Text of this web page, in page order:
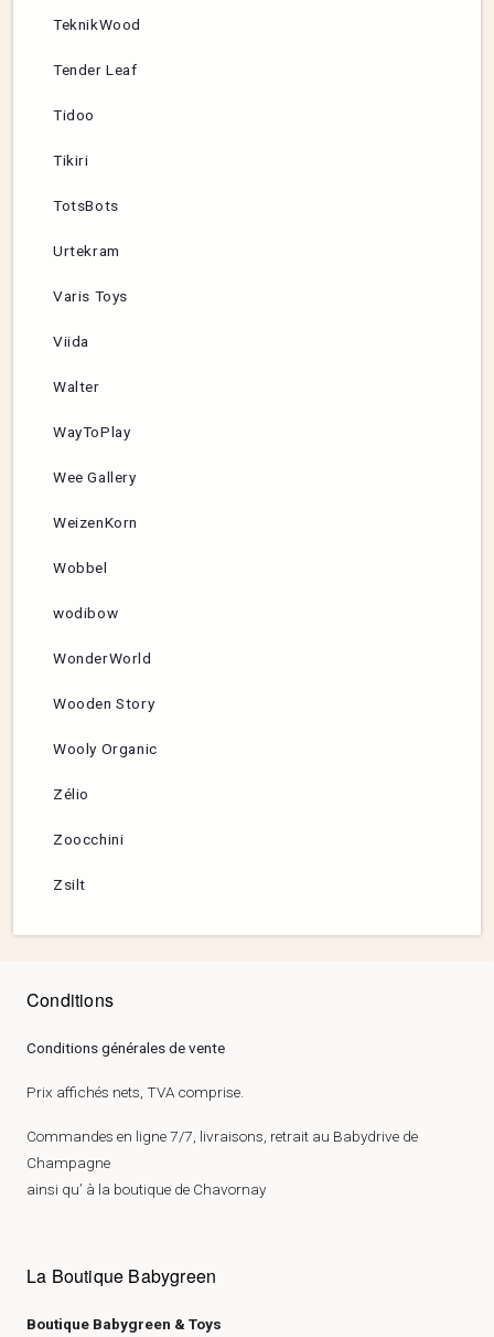
TeknikWood
Tender Leaf
Tidoo
Tikiri
TotsBots
Urtekram
Varis Toys
Viida
Walter
WayToPlay
Wee Gallery
WeizenKorn
Wobbel
wodibow
WonderWorld
Wooden Story
Wooly Organic
Zélio
Zoocchini
Zsilt
Conditions
Conditions générales de vente
Prix affichés nets, TVA comprise.
Commandes en ligne 7/7, livraisons, retrait au Babydrive de
Champagne
ainsi qu’ à la boutique de Chavornay
La Boutique Babygreen
Boutique Babygreen & Toys